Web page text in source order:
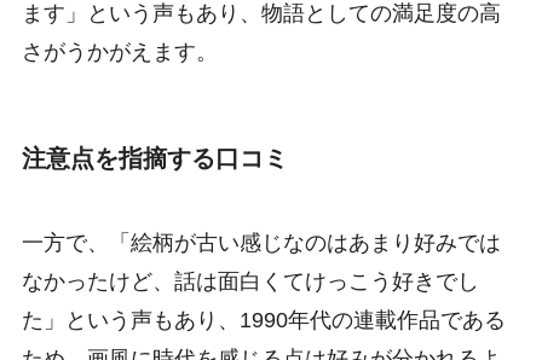
ます」という声もあり、物語としての満足度の高
さがうかがえます。
注意点を指摘する口コミ
一方で、「絵柄が古い感じなのはあまり好みでは
なかったけど、話は面白くてけっこう好きでし
た」という声もあり、1990年代の連載作品である